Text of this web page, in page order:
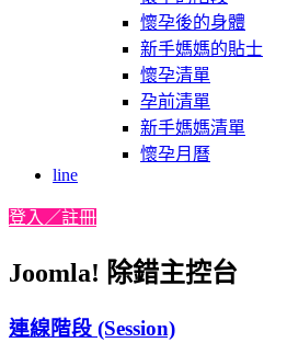
懷孕後的身體
新手媽媽的貼士
懷孕清單
孕前清單
新手媽媽清單
懷孕月曆
line
登入／註冊
Joomla! 除錯主控台
連線階段 (Session)